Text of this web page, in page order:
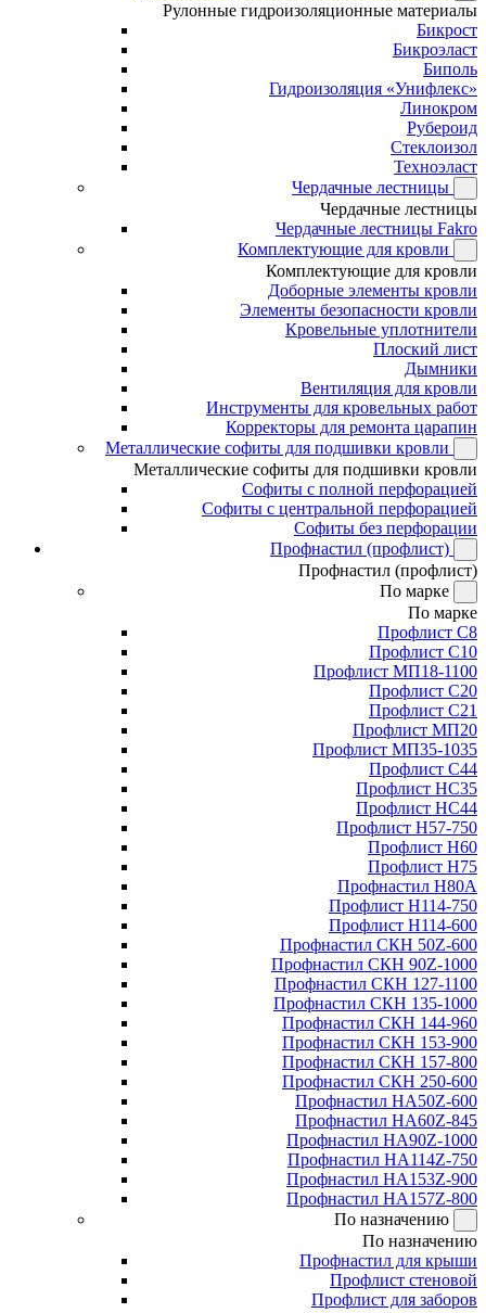
Рулонные гидроизоляционные материалы
Бикрост
Бикроэласт
Биполь
Гидроизоляция «Унифлекс»
Линокром
Рубероид
Стеклоизол
Техноэласт
Чердачные лестницы
Чердачные лестницы
Чердачные лестницы Fakro
Комплектующие для кровли
Комплектующие для кровли
Доборные элементы кровли
Элементы безопасности кровли
Кровельные уплотнители
Плоский лист
Дымники
Вентиляция для кровли
Инструменты для кровельных работ
Корректоры для ремонта царапин
Металлические софиты для подшивки кровли
Металлические софиты для подшивки кровли
Софиты с полной перфорацией
Софиты с центральной перфорацией
Софиты без перфорации
Профнастил (профлист)
Профнастил (профлист)
По марке
По марке
Профлист С8
Профлист С10
Профлист МП18-1100
Профлист С20
Профлист С21
Профлист МП20
Профлист МП35-1035
Профлист С44
Профлист НС35
Профлист НС44
Профлист Н57-750
Профлист Н60
Профлист Н75
Профнастил Н80А
Профлист Н114-750
Профлист Н114-600
Профнастил СКН 50Z-600
Профнастил СКН 90Z-1000
Профнастил СКН 127-1100
Профнастил СКН 135-1000
Профнастил СКН 144-960
Профнастил СКН 153-900
Профнастил СКН 157-800
Профнастил СКН 250-600
Профнастил НА50Z-600
Профнастил НА60Z-845
Профнастил НА90Z-1000
Профнастил НА114Z-750
Профнастил НА153Z-900
Профнастил НА157Z-800
По назначению
По назначению
Профнастил для крыши
Профлист стеновой
Профлист для заборов